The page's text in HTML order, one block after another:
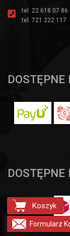
tel. 22 618 07 86
tel. 721 222 117
DOSTĘPNE
DOSTĘPNE
Formularz
Koszyk